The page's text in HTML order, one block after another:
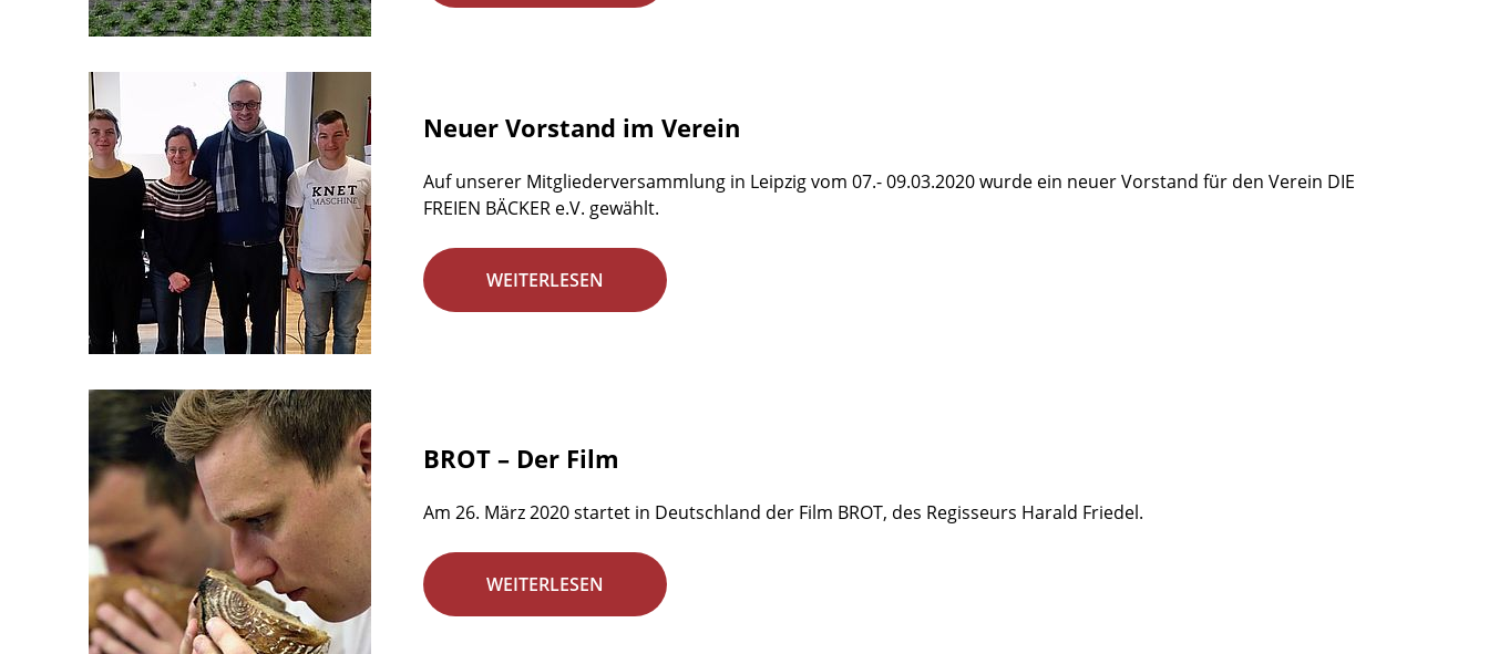
Neuer Vorstand im Verein
Auf unserer Mitgliederversammlung in Leipzig vom 07.- 09.03.2020 wurde ein neuer Vorstand für den Verein DIE
FREIEN BÄCKER e.V. gewählt.
WEITERLESEN
BROT – Der Film
Am 26. März 2020 startet in Deutschland der Film BROT, des Regisseurs Harald Friedel.
WEITERLESEN